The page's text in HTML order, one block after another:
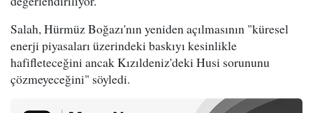
Salah, Hürmüz Boğazı'nın yeniden açılmasının "küresel
enerji piyasaları üzerindeki baskıyı kesinlikle
hafifleteceğini ancak Kızıldeniz'deki Husi sorununu
çözmeyeceğini" söyledi.